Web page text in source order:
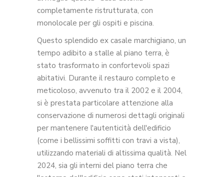
completamente ristrutturata, con
monolocale per gli ospiti e piscina.
Questo splendido ex casale marchigiano, un
tempo adibito a stalle al piano terra, è
stato trasformato in confortevoli spazi
abitativi. Durante il restauro completo e
meticoloso, avvenuto tra il 2002 e il 2004,
si è prestata particolare attenzione alla
conservazione di numerosi dettagli originali
per mantenere l'autenticità dell'edificio
(come i bellissimi soffitti con travi a vista),
utilizzando materiali di altissima qualità. Nel
2024, sia gli interni del piano terra che